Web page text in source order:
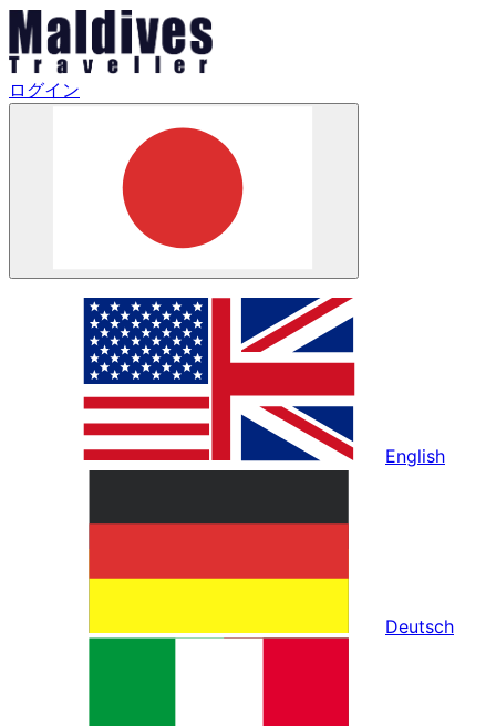
ログイン
English
Deutsch